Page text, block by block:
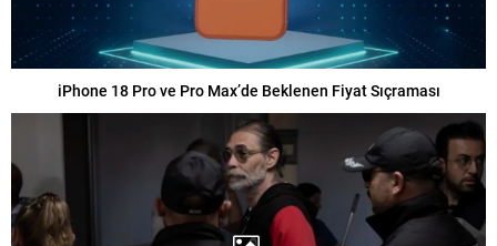
iPhone 18 Pro ve Pro Max’de Beklenen Fiyat Sıçraması